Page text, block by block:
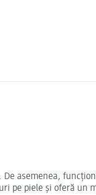
De asemenea,
pe piele și oferă un